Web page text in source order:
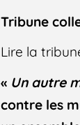
Tribune
Lire la
« Un autre
contre les